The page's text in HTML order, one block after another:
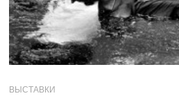
ВЫСТАВКИ